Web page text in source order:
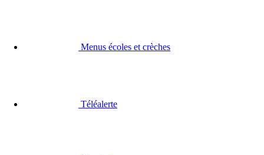
Menus écoles et crèches
Téléalerte